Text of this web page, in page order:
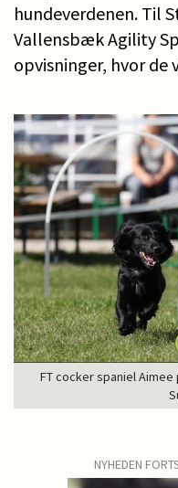
hundeverdenen. Til
Vallensbæk Agility
opvisninger, hvor de
FT cocker spaniel
NYHEDEN